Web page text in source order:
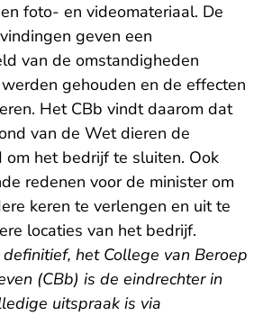
foto- en videomateriaal. De
geven een
van de omstandigheden
gehouden en de effecten
Het CBb vindt daarom dat
van de Wet dieren de
om het bedrijf te sluiten. Ook
redenen voor de minister om
keren te verlengen en uit te
locaties van het bedrijf.
het College van Beroep
(CBb) is de eindrechter in
uitspraak is via